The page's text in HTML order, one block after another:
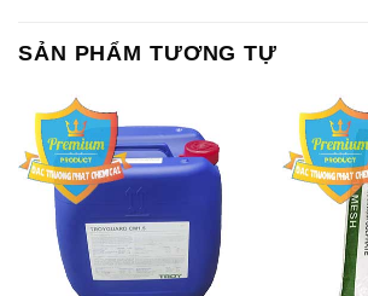
SẢN PHẨM TƯƠNG TỰ